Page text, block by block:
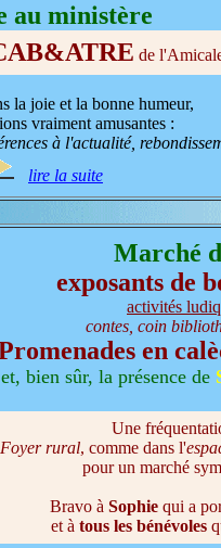
au ministère
de
la joie et la bonne humeur,
vraiment amusantes :
à l'actualité,
lire la suite
Marché
exposants de
activités
contes, coin
en
et, bien sûr, la présence de
Une
Foyer rural, comme dans l'
pour un marché
Bravo à Sophie qui a
et à tous les bénévoles